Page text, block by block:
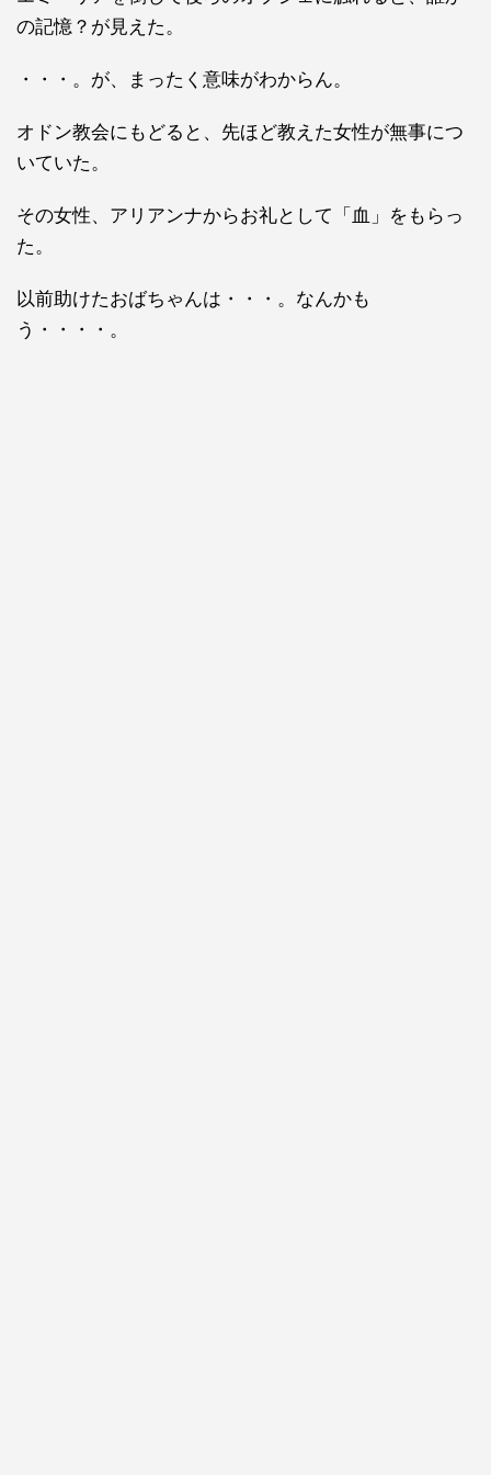
の記憶？が見えた。
・・・。が、まったく意味がわからん。
オドン教会にもどると、先ほど教えた女性が無事につ
いていた。
その女性、アリアンナからお礼として「血」をもらっ
た。
以前助けたおばちゃんは・・・。なんかも
う・・・・。